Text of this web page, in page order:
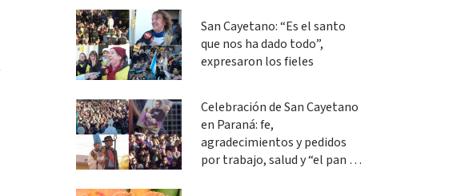
San Cayetano: “Es el santo
que nos ha dado todo”,
expresaron los fieles
Celebración de San Cayetano
en Paraná: fe,
agradecimientos y pedidos
por trabajo, salud y “el pan de